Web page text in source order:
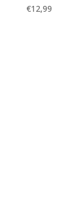
€12,99